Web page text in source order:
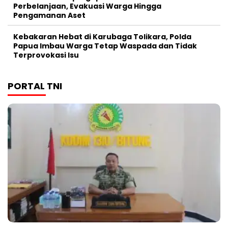
Perbelanjaan, Evakuasi Warga Hingga
Pengamanan Aset
Kebakaran Hebat di Karubaga Tolikara, Polda
Papua Imbau Warga Tetap Waspada dan Tidak
Terprovokasi Isu
PORTAL TNI